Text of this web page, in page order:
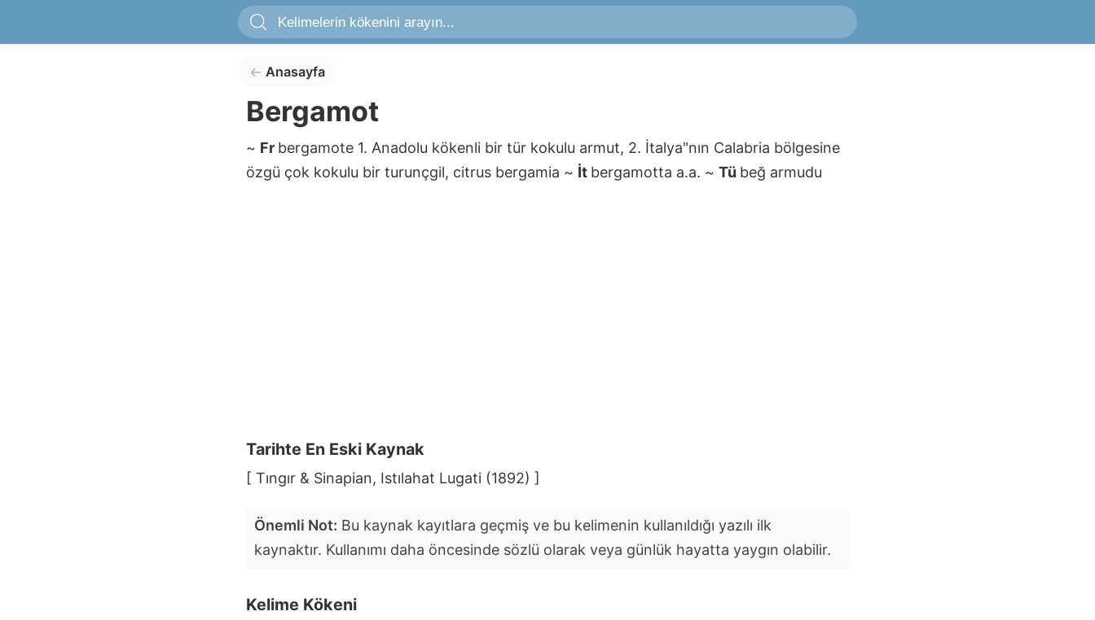
Anasayfa
Bergamot
~ Fr bergamote 1. Anadolu kökenli bir tür kokulu armut, 2. İtalya"nın Calabria bölgesine
özgü çok kokulu bir turunçgil, citrus bergamia ~ İt bergamotta a.a. ~ Tü beğ armudu
Tarihte En Eski Kaynak
[ Tıngır & Sinapian, Istılahat Lugati (1892) ]
Önemli Not: Bu kaynak kayıtlara geçmiş ve bu kelimenin kullanıldığı yazılı ilk
kaynaktır. Kullanımı daha öncesinde sözlü olarak veya günlük hayatta yaygın olabilir.
Kelime Kökeni